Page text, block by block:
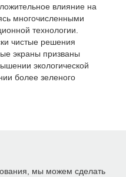
влияние на
многочисленными
технологии.
чистые решения
экраны призваны
экологической
более зеленого
мы можем сделать